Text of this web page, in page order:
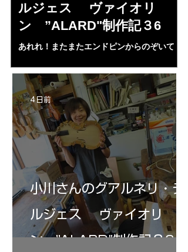
ルジェス ヴァイオリ
ン ”ALARD"制作記３6
あれれ！またまたエンドピンからのぞいて
ペーパー１００゜で徹底して削る。やっと光
が消えた。にかわで再度閉じる。消えた――
の小川さんの笑顔が満開となる・・。いよい
よ来週からニス塗りか？
小川さんのグアルネリ・デ
ルジェス ヴァイオリ
ン ”ALARD"制作記３6
4 日前